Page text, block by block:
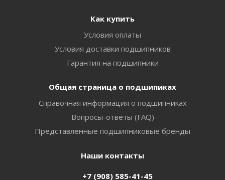
Как купить
Условия оплаты
Условия доставки подшипников
Гарантия на подшипники
Общая страница о подшипиках
Справочная информация о подшипниках
Вопросы-ответы (FAQ)
Представленные подшипниковые бренды
Наши контакты
+7 (908) 585-41-45